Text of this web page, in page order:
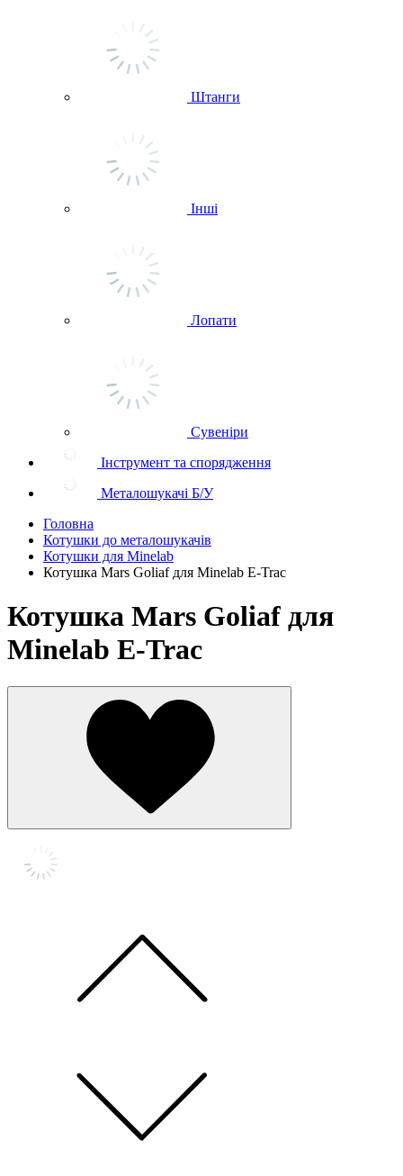
Штанги
Інші
Лопати
Сувеніри
Інструмент та спорядження
Металошукачі Б/У
Головна
Котушки до металошукачів
Котушки для Minelab
Котушка Mars Goliaf для Minelab E-Trac
Котушка Mars Goliaf для
Minelab E-Trac